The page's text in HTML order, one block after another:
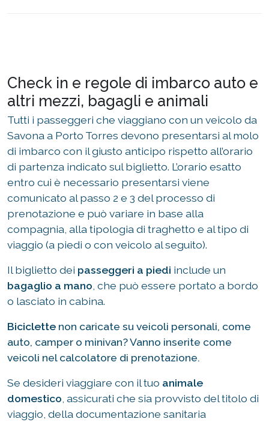
Check in e regole di imbarco auto e
altri mezzi, bagagli e animali
Tutti i passeggeri che viaggiano con un veicolo da
Savona a Porto Torres devono presentarsi al molo
di imbarco con il giusto anticipo rispetto all’orario
di partenza indicato sul biglietto. L’orario esatto
entro cui è necessario presentarsi viene
comunicato al passo 2 e 3 del processo di
prenotazione e può variare in base alla
compagnia, alla tipologia di traghetto e al tipo di
viaggio (a piedi o con veicolo al seguito).
Il biglietto dei passeggeri a piedi include un
bagaglio a mano , che può essere portato a bordo
o lasciato in cabina.
Biciclette non caricate su veicoli personali, come
auto, camper o minivan? Vanno inserite come
veicoli nel calcolatore di prenotazione.
Se desideri viaggiare con il tuo animale
domestico , assicurati che sia provvisto del titolo di
viaggio, della documentazione sanitaria